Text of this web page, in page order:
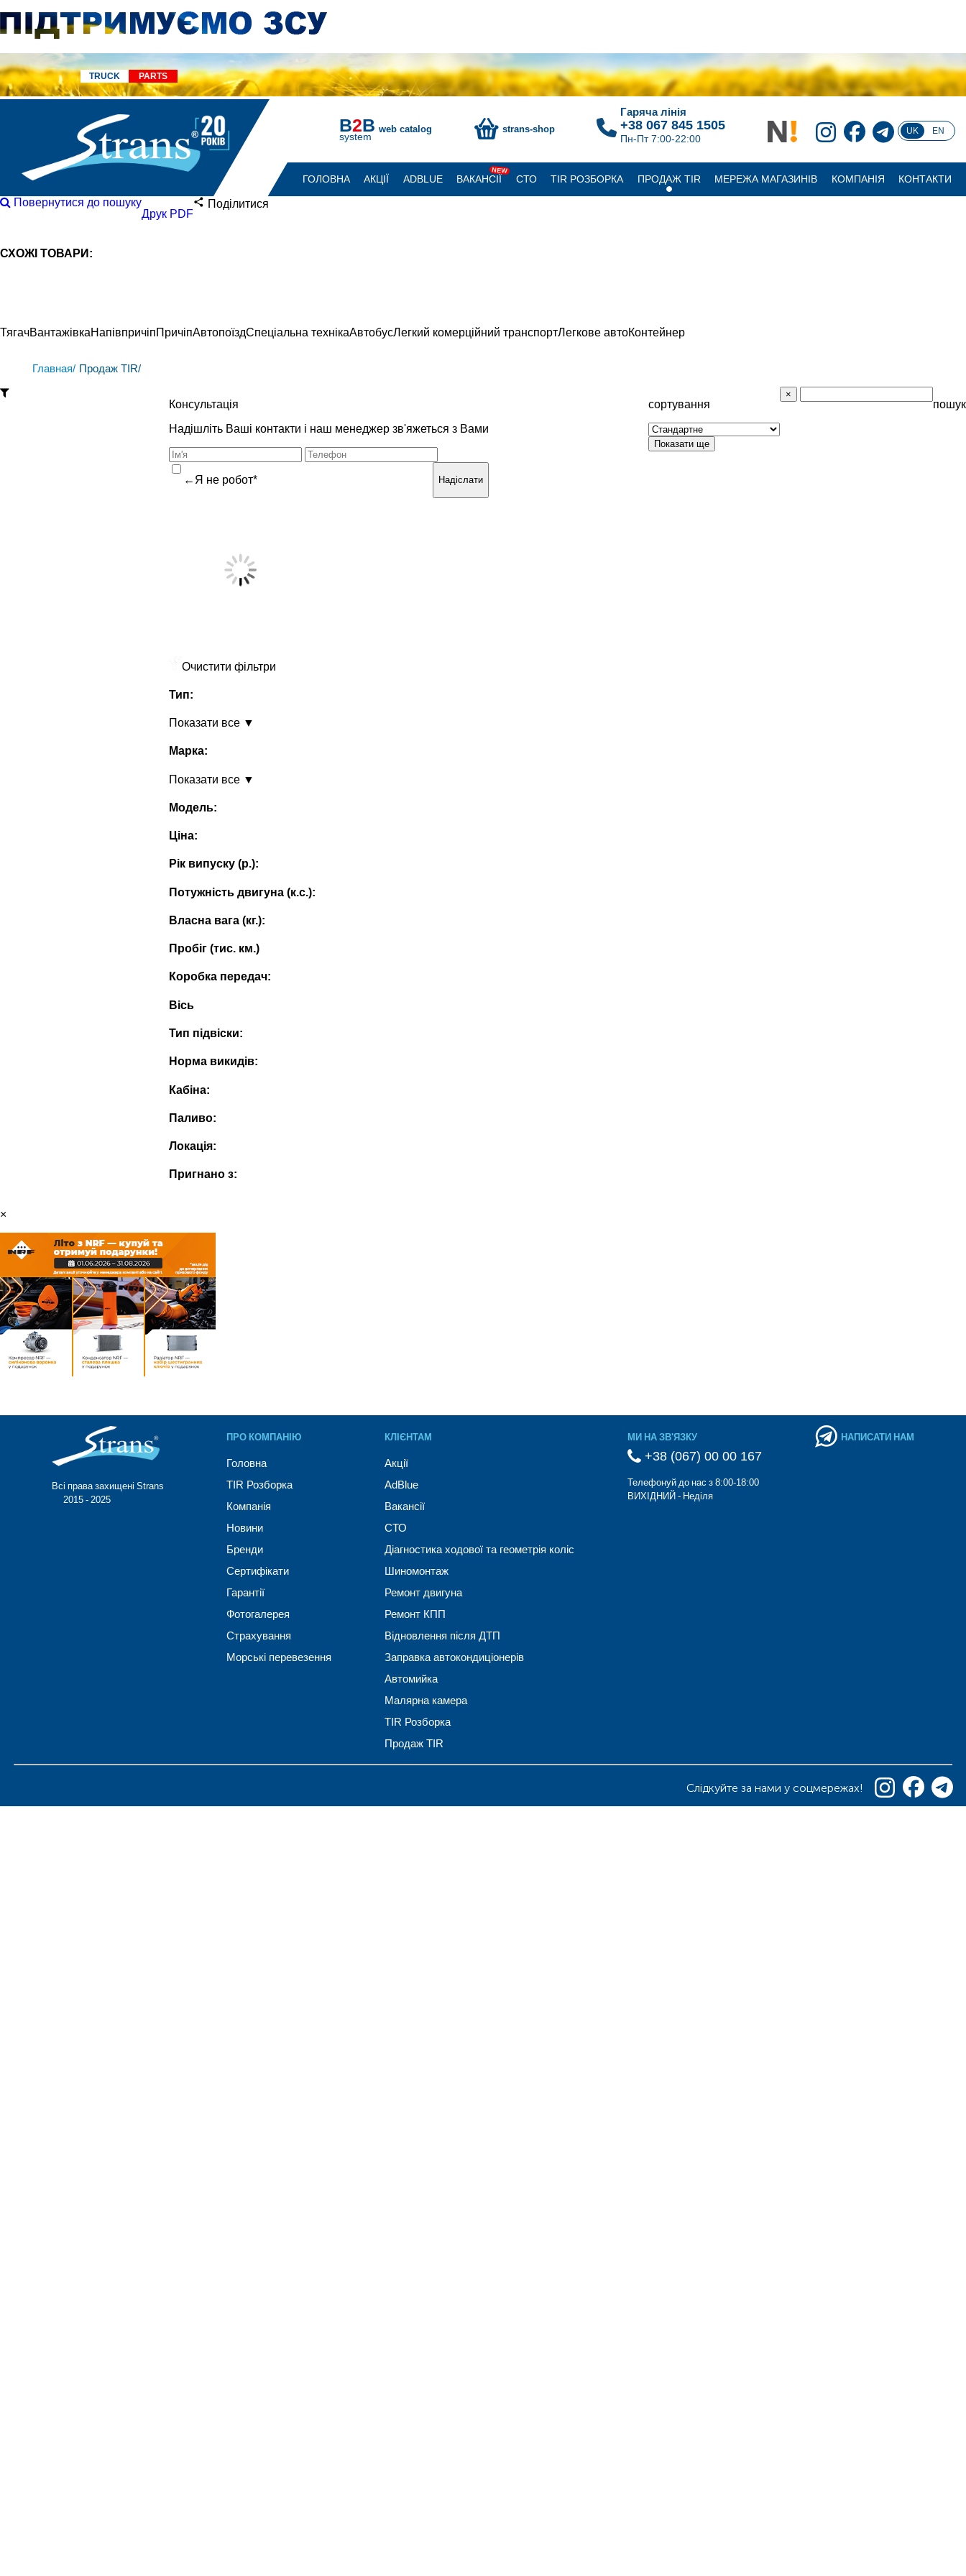
TRUCK PARTS
B2B
system
web catalog strans-shop
Гаряча лінія
+38 067 845 1505
Пн-Пт 7:00-22:00
UK EN
ГОЛОВНА АКЦІЇ ADBLUE ВАКАНСІЇ
NEW
СТО TIR РОЗБОРКА ПРОДАЖ TIR МЕРЕЖА МАГАЗИНІВ КОМПАНІЯ КОНТАКТИ
Повернутися до пошуку
Друк PDF
Поділитися
СХОЖІ ТОВАРИ:
ТягачВантажівкаНапівпричіпПричіпАвтопоїздСпеціальна технікаАвтобусЛегкий комерційний транспортЛегкове автоКонтейнер
Главная/ Продаж TIR/
Консультація
Надішліть Ваші контакти і наш менеджер зв'яжеться з Вами
←Я не робот* Надіслати
Очистити фільтри
Тип:
Показати все ▼
Марка:
Показати все ▼
Модель:
Ціна:
Рік випуску (p.):
Потужність двигуна (к.с.):
Власна вага (кг.):
Пробіг (тис. км.)
Коробка передач:
Вісь
Тип підвіски:
Норма викидів:
Кабіна:
Паливо:
Локація:
Пригнано з:
сортування пошук
×
Всі права захищені Strans®
© 2015 - 2025
ПРО КОМПАНІЮ
Головна
TIR Розборка
Компанія
Новини
Бренди
Сертифікати
Гарантії
Фотогалерея
Страхування
Морські перевезення
КЛІЄНТАМ
Акції
AdBlue
Вакансії
СТО
Діагностика ходової та геометрія коліс
Шиномонтаж
Ремонт двигуна
Ремонт КПП
Відновлення після ДТП
Заправка автокондиціонерів
Автомийка
Малярна камера
TIR Розборка
Продаж TIR
МИ НА ЗВ'ЯЗКУ
+38 (067) 00 00 167
Телефонуй до нас з 8:00-18:00
ВИХІДНИЙ - Неділя
НАПИСАТИ НАМ
Слідкуйте за нами у соцмережах!